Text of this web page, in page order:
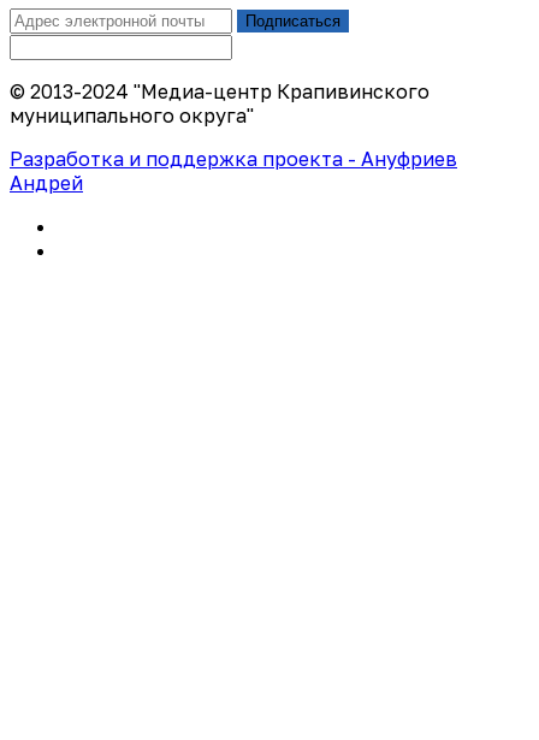
Подписаться
© 2013-2024 "Медиа-центр Крапивинского
муниципального округа"
Разработка и поддержка проекта - Ануфриев
Андрей